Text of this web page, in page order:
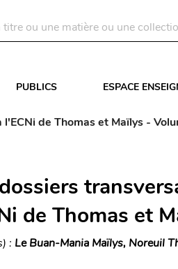
PUBLICS ESPACE
de Thomas et Maïlys -
de Thomas et
: Le Buan-Mania Maïlys, Noreuil